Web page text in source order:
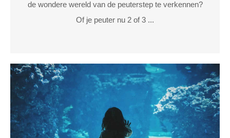
de wondere wereld van de peuterstep te verkennen?
Of je peuter nu 2 of 3 ...